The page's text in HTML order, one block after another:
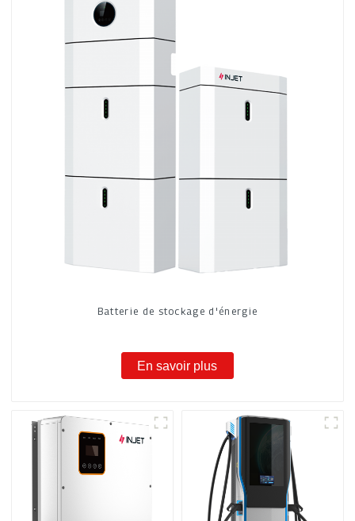
Batterie de stockage d'énergie
En savoir plus